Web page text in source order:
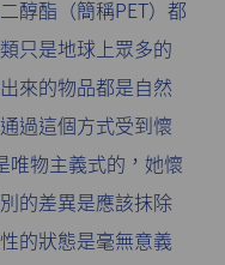
醇酯（簡稱PET）都
只是地球上眾多的
來的物品都是自然
過這個方式受到懷
唯物主義式的，她懷
的差異是應該抹除
的狀態是毫無意義